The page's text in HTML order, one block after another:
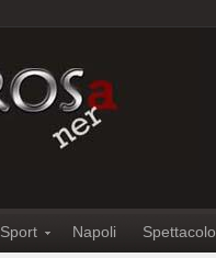
Sport Napoli Spettacolo